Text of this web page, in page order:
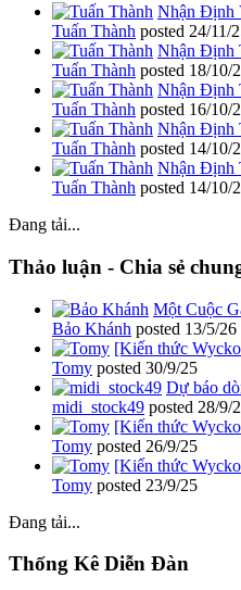
Nhận Định
Tuấn Thành posted 24/11/
Nhận Định
Tuấn Thành posted 18/10/
Nhận Định
Tuấn Thành posted 16/10/
Nhận Định
Tuấn Thành posted 14/10/
Nhận Định
Tuấn Thành posted 14/10/
Đang tải...
Thảo luận - Chia sẻ
Một Cuộc
Bảo Khánh posted 13/5/26
[Kiến thức
Tomy posted 30/9/25
Dự báo
midi_stock49 posted 28/9/
[Kiến thức
Tomy posted 26/9/25
[Kiến thức
Tomy posted 23/9/25
Đang tải...
Thống Kê Diễn Đàn